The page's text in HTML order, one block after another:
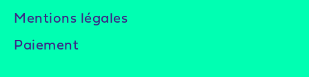
Mentions légales
Paiement